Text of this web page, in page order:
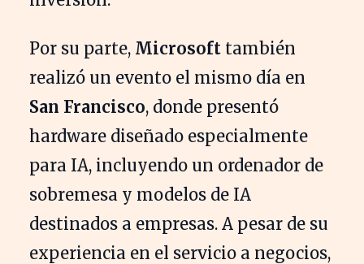
Por su parte, Microsoft también
realizó un evento el mismo día en
San Francisco, donde presentó
hardware diseñado especialmente
para IA, incluyendo un ordenador de
sobremesa y modelos de IA
destinados a empresas. A pesar de su
experiencia en el servicio a negocios,